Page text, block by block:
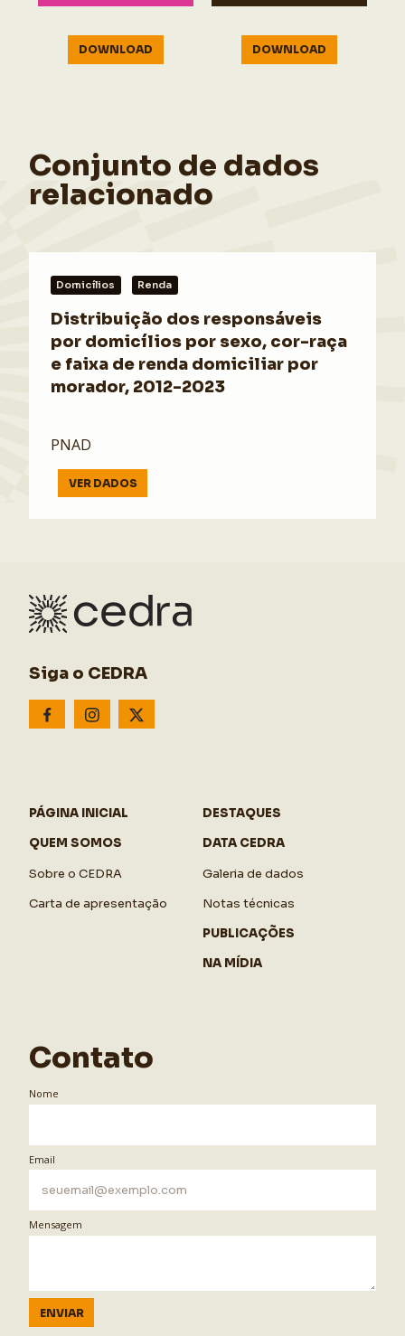
DOWNLOAD DOWNLOAD
Conjunto de dados
relacionado
Domicílios Renda
Distribuição dos responsáveis
por domicílios por sexo, cor-raça
e faixa de renda domiciliar por
morador, 2012-2023
PNAD
VER DADOS
Siga o CEDRA
PÁGINA INICIAL
QUEM SOMOS
Sobre o CEDRA
Carta de apresentação
DESTAQUES
DATA CEDRA
Galeria de dados
Notas técnicas
PUBLICAÇÕES
NA MÍDIA
Contato
Nome
Email
Mensagem
ENVIAR